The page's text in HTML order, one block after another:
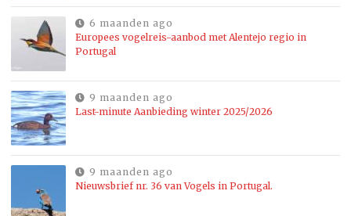
6 maanden ago
Europees vogelreis-aanbod met Alentejo regio in
Portugal
9 maanden ago
Last-minute Aanbieding winter 2025/2026
9 maanden ago
Nieuwsbrief nr. 36 van Vogels in Portugal.